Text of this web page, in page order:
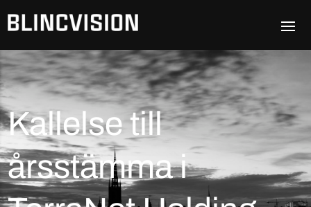
Kallelse till
årsstämma i